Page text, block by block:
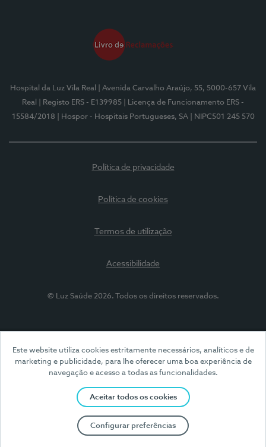
Este website utiliza cookies estritamente necessários, analíticos e de
marketing e publicidade, para lhe oferecer uma boa experiência de
navegação e acesso a todas as funcionalidades.
Aceitar todos os cookies
Configurar preferências
Hospital da Luz Vila Real
| Avenida Carvalho Araújo, 55, 5000-657 Vila
Real
| Registo ERS - E139985
| Licença de Funcionamento ERS -
15584/2018
| Hospor - Hospitais Portugueses, SA | NIPC501 245 570
Política de privacidade
Política de cookies
Termos de utilização
Acessibilidade
© Luz Saúde 2026. Todos os direitos reservados.